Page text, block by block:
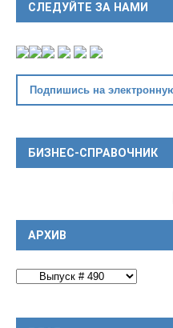
СЛЕДУЙТЕ ЗА НАМИ
Подпишись на
БИЗНЕС-СПРАВОЧНИК
АРХИВ